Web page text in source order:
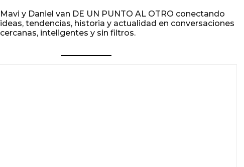
Mavi y Daniel van DE UN PUNTO AL OTRO conectando
ideas, tendencias, historia y actualidad en conversaciones
cercanas, inteligentes y sin filtros.